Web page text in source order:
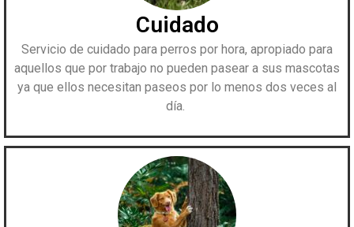
Cuidado
Servicio de cuidado para perros por hora, apropiado para
aquellos que por trabajo no pueden pasear a sus mascotas
ya que ellos necesitan paseos por lo menos dos veces al
día.